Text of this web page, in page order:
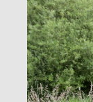
ZEALAND